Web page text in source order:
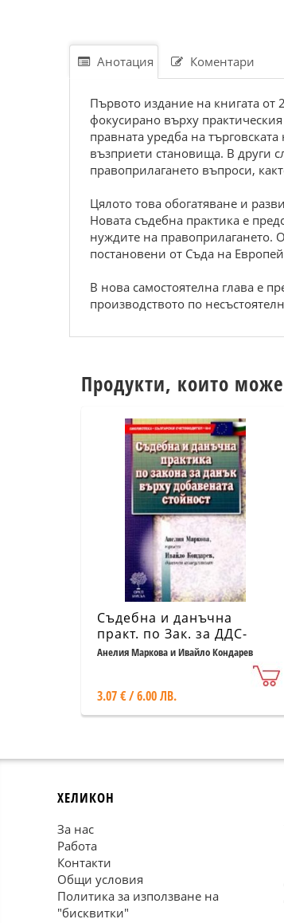
Анотация Коментари
Първото издание на книгата от
фокусирано върху
правната уредба на
възприети становища. В други
правоприлагането въпроси,
Цялото това обогатяване и
Новата съдебна практика е
нуждите на правоприлагането.
постановени от Съда на
В нова самостоятелна глава е
производството по
Продукти, които
Съдебна и данъчна
практ. по Зак. за ДДС-
старо
Анелия Маркова и Ивайло Кондарев
3.07 € / 6.00 ЛВ.
ХЕЛИКОН
За нас
Работа
Контакти
Общи условия
Политика за използване на
"бисквитки"